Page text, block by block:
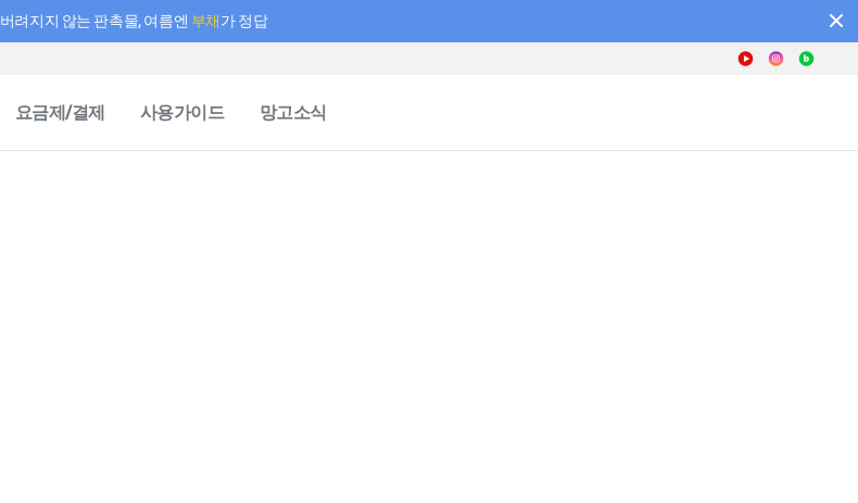
버려지지 않는 판촉물, 여름엔 부채가 정답
요금제/결제 사용가이드 망고소식